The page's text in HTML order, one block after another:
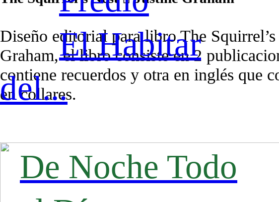
El Habitar
del...
De Noche Todo
Diseño editorial para libro The
Graham, el libro consiste en 2
contiene recuerdos y otra en inglés que
en collares.